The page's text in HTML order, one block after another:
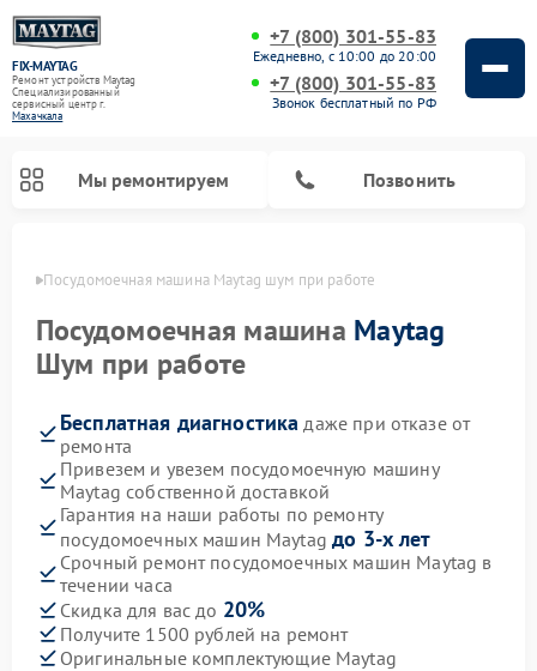
FIX-MAYTAG
Ремонт устройств Maytag
Специализированный
cервисный центр г.
Махачкала
+7 (800) 301-55-83
Ежедневно, с 10:00 до 20:00
+7 (800) 301-55-83
Звонок бесплатный по РФ
Мы ремонтируем Позвонить
Посудомоечная машина Maytag шум при работе
Посудомоечная машина Maytag
Шум при работе
Бесплатная диагностика даже при отказе от
ремонта
Привезем и увезем посудомоечную машину
Maytag собственной доставкой
Гарантия на наши работы по ремонту
посудомоечных машин Maytagдо 3-х лет
Срочный ремонт посудомоечных машин Maytag в
течении часа
Скидка для вас до 20%
Получите 1500 рублей на ремонт
Оригинальные комплектующие Maytag